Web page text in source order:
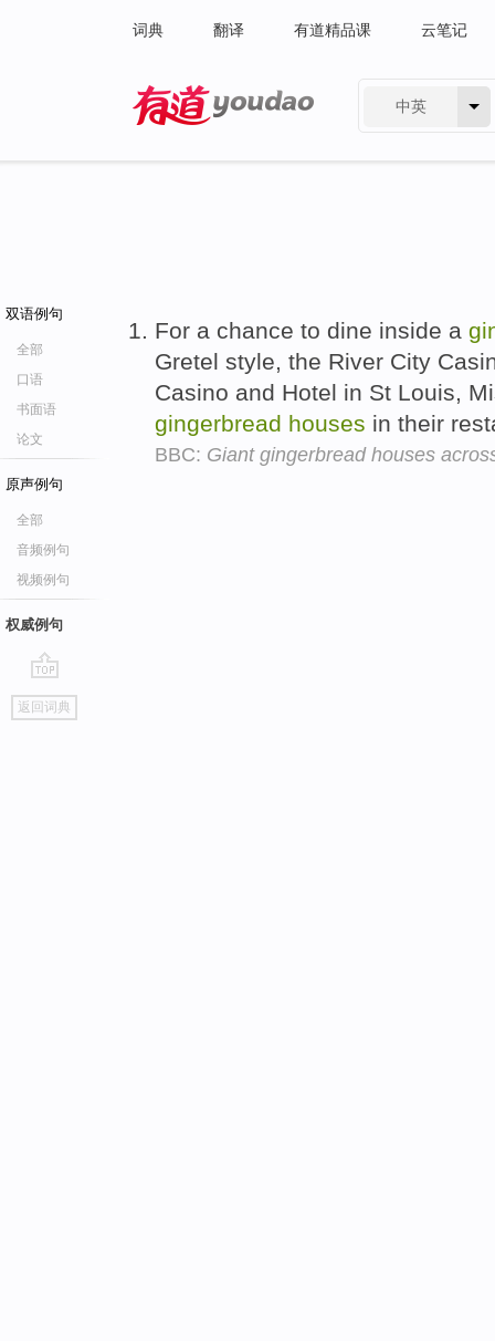
词典 翻译 有道精品课 云笔记
中英
双语例句
全部
口语
书面语
论文
原声例句
全部
音频例句
视频例句
权威例句
go
top
返回词典
For a chance to dine inside a
Gretel style, the River City
Casino and Hotel in St Louis,
gingerbread houses in their
BBC: Giant gingerbread houses